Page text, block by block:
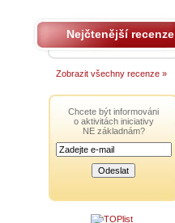
Nejčtenější recenze
Zobrazit všechny recenze »
Chcete být informováni
o aktivitách iniciativy
NE základnám?